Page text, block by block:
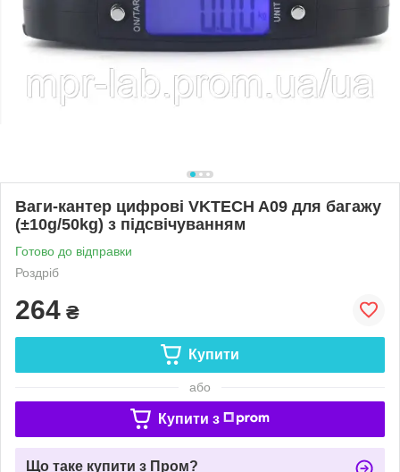
Ваги-кантер цифрові VKTECH A09 для багажу
(±10g/50kg) з підсвічуванням
Готово до відправки
Роздріб
264 ₴
Купити
або
Купити з
Що таке купити з Пром?